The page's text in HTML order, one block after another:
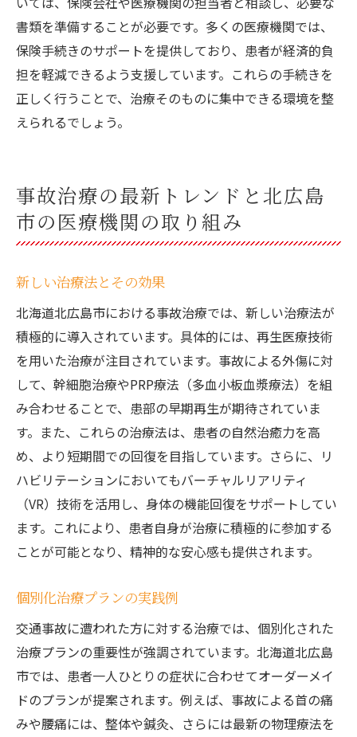
書類を準備することが必要です。多くの医療機関では、
保険手続きのサポートを提供しており、患者が経済的負
担を軽減できるよう支援しています。これらの手続きを
正しく行うことで、治療そのものに集中できる環境を整
えられるでしょう。
事故治療の最新トレンドと北広島
市の医療機関の取り組み
新しい治療法とその効果
北海道北広島市における事故治療では、新しい治療法が
積極的に導入されています。具体的には、再生医療技術
を用いた治療が注目されています。事故による外傷に対
して、幹細胞治療やPRP療法（多血小板血漿療法）を組
み合わせることで、患部の早期再生が期待されていま
す。また、これらの治療法は、患者の自然治癒力を高
め、より短期間での回復を目指しています。さらに、リ
ハビリテーションにおいてもバーチャルリアリティ
（VR）技術を活用し、身体の機能回復をサポートしてい
ます。これにより、患者自身が治療に積極的に参加する
ことが可能となり、精神的な安心感も提供されます。
個別化治療プランの実践例
交通事故に遭われた方に対する治療では、個別化された
治療プランの重要性が強調されています。北海道北広島
市では、患者一人ひとりの症状に合わせてオーダーメイ
ドのプランが提案されます。例えば、事故による首の痛
みや腰痛には、整体や鍼灸、さらには最新の物理療法を